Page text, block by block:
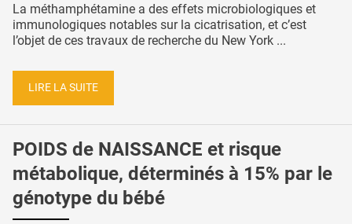
La méthamphétamine a des effets microbiologiques et
immunologiques notables sur la cicatrisation, et c’est
l’objet de ces travaux de recherche du New York ...
LIRE LA SUITE
POIDS de NAISSANCE et risque
métabolique, déterminés à 15% par le
génotype du bébé